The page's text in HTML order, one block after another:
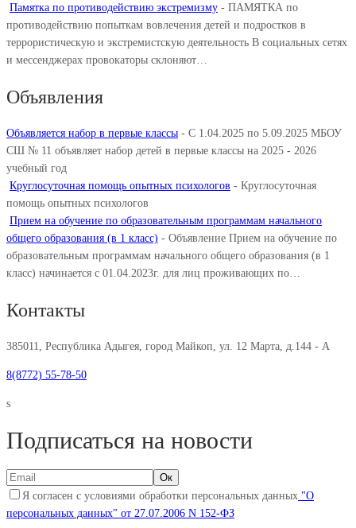
Памятка по противодействию экстремизму - ПАМЯТКА по
противодействию попыткам вовлечения детей и подростков в
террористическую и экстремистскую деятельность В социальных сетях
и мессенджерах провокаторы склоняют…
Объявления
Объявляется набор в первые классы - С 1.04.2025 по 5.09.2025 МБОУ
СШ № 11 объявляет набор детей в первые классы на 2025 - 2026
учебный год
Круглосуточная помощь опытных психологов - Круглосуточная
помощь опытных психологов
Прием на обучение по образовательным программам начального
общего образования (в 1 класс) - Объявление Прием на обучение по
образовательным программам начального общего образования (в 1
класс) начинается с 01.04.2023г. для лиц проживающих по…
Контакты
385011, Республика Адыгея, город Майкоп, ул. 12 Марта, д.144 - А
8(8772) 55-78-50
s
Подписаться на новости
Я согласен с условиями обработки персональных данных "О
персональных данных" от 27.07.2006 N 152-ФЗ